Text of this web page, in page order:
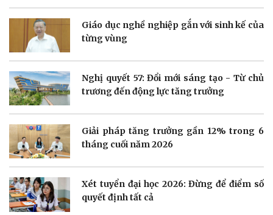
Doanh nghiệp 24h
Doanh nhân
Vì cộng đồng
Tin Công nghệ
Trải nghiệm
Chuyển đổi số
Sức khỏe
Dinh dưỡng - món ngon
Cây thuốc
Sản phụ khoa
Nhi khoa
Nam khoa
Làm đẹp - giảm cân
Phòng mạch online
Đời sống
Nhà đẹp
Blog
Giáo dục nghề nghiệp gắn với sinh kế của
từng vùng
Nghị quyết 57: Đổi mới sáng tạo - Từ chủ
trương đến động lực tăng trưởng
Giải pháp tăng trưởng gần 12% trong 6
tháng cuối năm 2026
Xét tuyển đại học 2026: Đừng để điểm số
quyết định tất cả